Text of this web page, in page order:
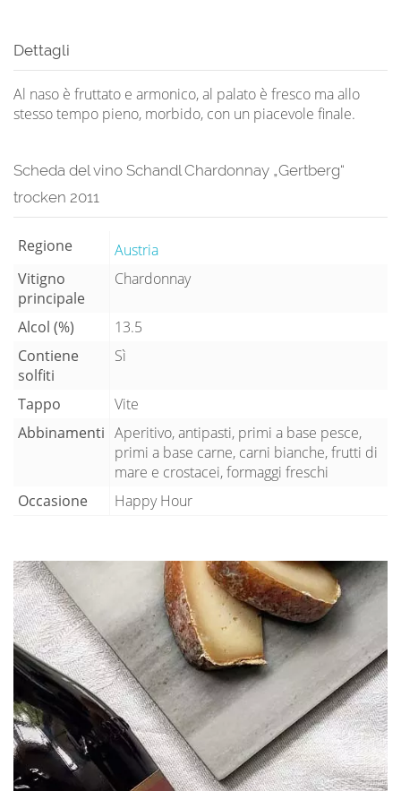
Dettagli
Al naso è fruttato e armonico, al palato è fresco ma allo
stesso tempo pieno, morbido, con un piacevole finale.
Scheda del vino Schandl Chardonnay „Gertberg“
trocken 2011
Regione
Austria
Vitigno
principale
Chardonnay
Alcol (%)
13.5
Contiene
solfiti
Sì
Tappo
Vite
Abbinamenti Aperitivo, antipasti, primi a base pesce,
primi a base carne, carni bianche, frutti di
mare e crostacei, formaggi freschi
Occasione
Happy Hour